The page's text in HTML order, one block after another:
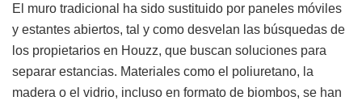
El muro tradicional ha sido sustituido por paneles móviles
y estantes abiertos, tal y como desvelan las búsquedas de
los propietarios en Houzz, que buscan soluciones para
separar estancias. Materiales como el poliuretano, la
madera o el vidrio, incluso en formato de biombos, se han